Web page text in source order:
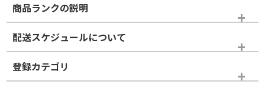
商品ランクの説明
※商品ランクは出品者の主観により判断しておりますので、あら
かじめご了承ください。
ホイールランク
配送スケジュールについて
登録カテゴリ
スタッドレスタイヤホイールセット